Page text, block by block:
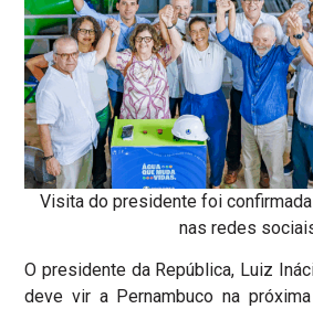
Visita do presidente foi
nas redes
O presidente da República, Luiz
deve vir a Pernambuco na